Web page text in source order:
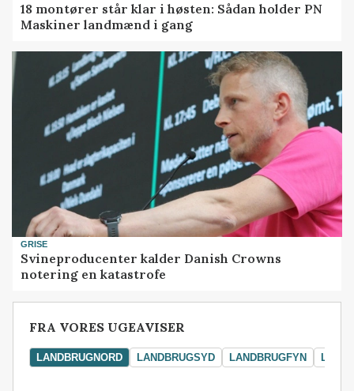
18 montører står klar i høsten: Sådan holder PN
Maskiner landmænd i gang
GRISE
Svineproducenter kalder Danish Crowns
notering en katastrofe
FRA VORES UGEAVISER
LANDBRUGNORD LANDBRUGSYD LANDBRUGFYN